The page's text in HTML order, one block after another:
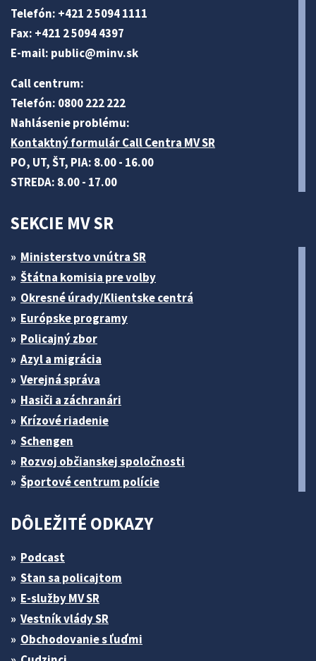
Telefón: +421 2 5094 1111
Fax: +421 2 5094 4397
E-mail: public@minv.sk
Call centrum:
Telefón: 0800 222 222
Nahlásenie problému:
Kontaktný formulár Call Centra MV SR
PO, UT, ŠT, PIA: 8.00 - 16.00
STREDA: 8.00 - 17.00
SEKCIE MV SR
Ministerstvo vnútra SR
Štátna komisia pre volby
Okresné úrady/Klientske centrá
Európske programy
Policajný zbor
Azyl a migrácia
Verejná správa
Hasiči a záchranári
Krízové riadenie
Schengen
Rozvoj občianskej spoločnosti
Športové centrum polície
DÔLEŽITÉ ODKAZY
Podcast
Stan sa policajtom
E-služby MV SR
Vestník vlády SR
Obchodovanie s ľuďmi